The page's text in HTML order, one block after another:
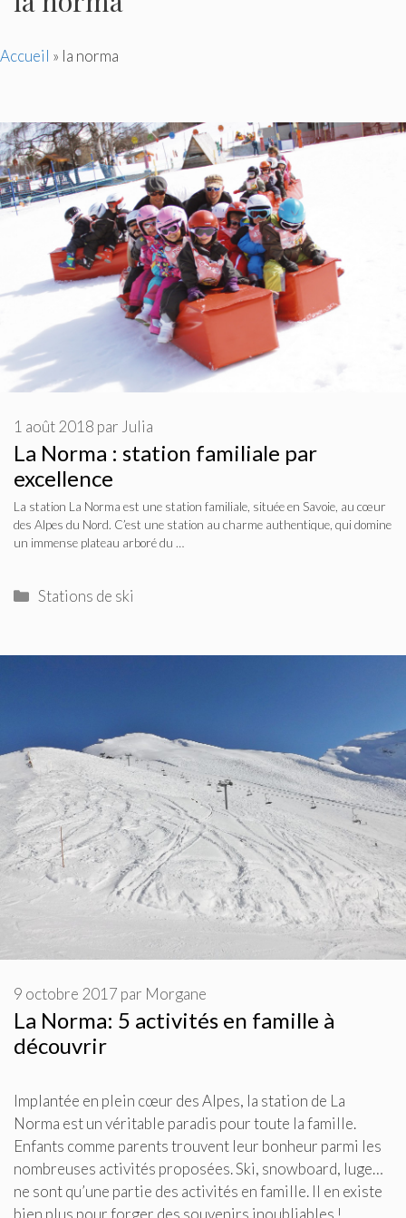
Accueil » la norma
La Norma : station familiale par
excellence
1 août 2018 par Julia
La station La Norma est une station familiale, située en Savoie, au cœur
des Alpes du Nord. C’est une station au charme authentique, qui domine
un immense plateau arboré du …
Catégories
Stations de ski
La Norma: 5 activités en famille à
découvrir
9 octobre 2017 par Morgane
Implantée en plein cœur des Alpes, la station de La
Norma est un véritable paradis pour toute la famille.
Enfants comme parents trouvent leur bonheur parmi les
nombreuses activités proposées. Ski, snowboard, luge…
ne sont qu’une partie des activités en famille. Il en existe
bien plus pour forger des souvenirs inoubliables !